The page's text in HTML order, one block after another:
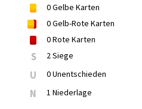
0Gelbe Karten
0Gelb-Rote Karten
0Rote Karten
S 2 Siege
U 0 Unentschieden
N 1 Niederlage